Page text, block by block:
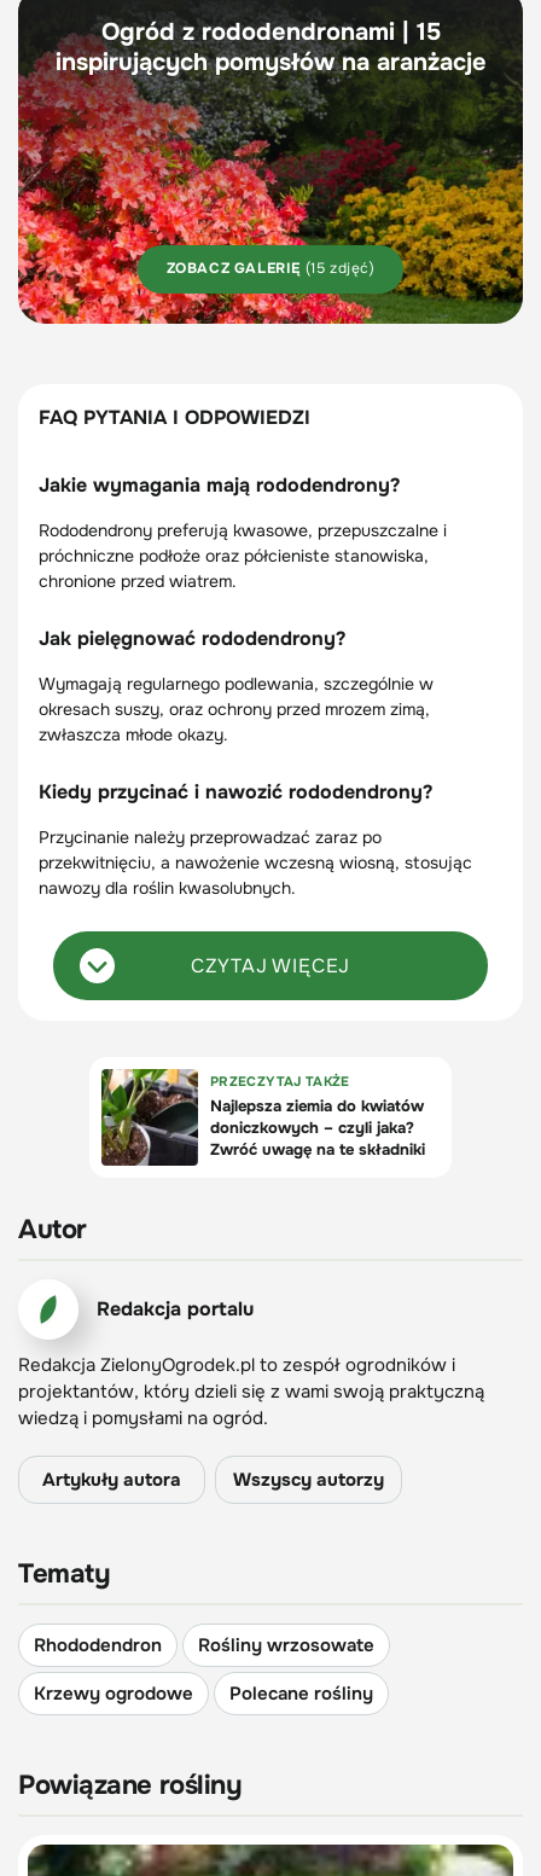
Ogród z rododendronami | 15
inspirujących pomysłów na aranżacje
ZOBACZ GALERIĘ (15 zdjęć)
FAQ PYTANIA I ODPOWIEDZI
Jakie wymagania mają rododendrony?
Rododendrony preferują kwasowe, przepuszczalne i
próchniczne podłoże oraz półcieniste stanowiska,
chronione przed wiatrem.
Jak pielęgnować rododendrony?
Wymagają regularnego podlewania, szczególnie w
okresach suszy, oraz ochrony przed mrozem zimą,
zwłaszcza młode okazy.
Kiedy przycinać i nawozić rododendrony?
Przycinanie należy przeprowadzać zaraz po
przekwitnięciu, a nawożenie wczesną wiosną, stosując
nawozy dla roślin kwasolubnych.
CZYTAJ WIĘCEJ
Autor
Redakcja portalu
Redakcja ZielonyOgrodek.pl to zespół ogrodników i
projektantów, który dzieli się z wami swoją praktyczną
wiedzą i pomysłami na ogród.
Artykuły autora Wszyscy autorzy
Tematy
Rhododendron
Rośliny wrzosowate
Krzewy ogrodowe
Polecane rośliny
Powiązane rośliny